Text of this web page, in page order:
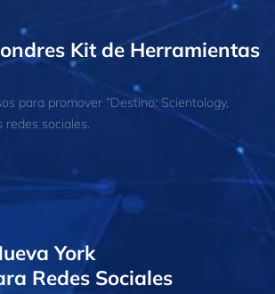
Kit de Herramientas
para promover “Destino: Scientology,
redes sociales.
York
Redes Sociales